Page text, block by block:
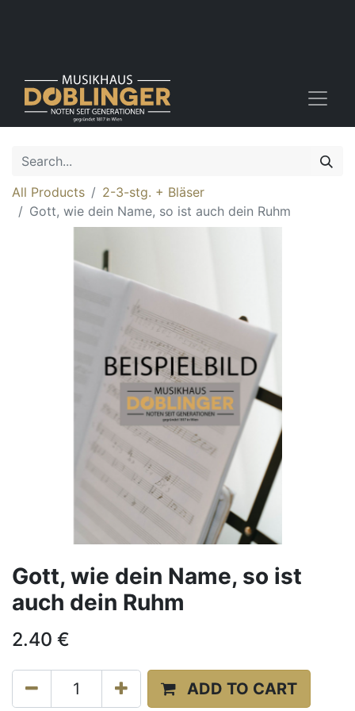
All Products
2-3-stg. + Bläser
Gott, wie dein Name, so ist auch dein Ruhm
Gott, wie dein Name, so ist
auch dein Ruhm
2.40 €
ADD TO CART